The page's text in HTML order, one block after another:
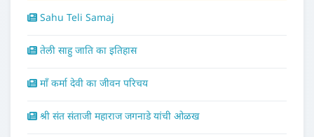
Sahu Teli Samaj
तेली साहु जाति का इतिहास
माँ कर्मा देवी का जीवन परिचय
श्री संत संताजी महाराज जगनाडे यांची ओळख